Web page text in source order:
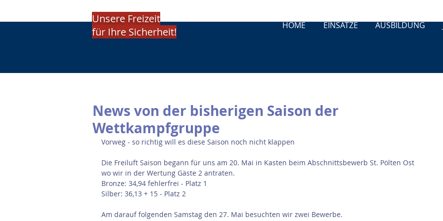
Unsere Freizeit
für Ihre Sicherheit!
HOME EINSÄTZE AUSBILDUNG
News von der bisherigen Saison der
Wettkampfgruppe
Vorweg - so richtig will es diese Saison noch nicht klappen
Die Freiluft Saison begann für uns am 20. Mai in Kasten beim Abschnittsbewerb St. Pölten Ost
wo wir in der Wertung Gäste 2 antraten.
Bronze: 34,94 fehlerfrei - Platz 1
Silber: 36,13 + 15 - Platz 2
Am darauf folgenden Samstag den 27. Mai besuchten wir zwei Bewerbe.